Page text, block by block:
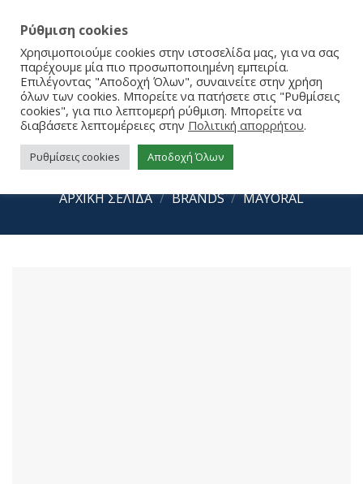
Mayoral Μποτάκια 13-48400-054
ΑΡΧΙΚΉ ΣΕΛΊΔΑ / BRANDS / MAYORAL
Ρύθμιση cookies
Χρησιμοποιούμε cookies στην ιστοσελίδα μας, για να σας
παρέχουμε μία πιο προσωποποιημένη εμπειρία.
Επιλέγοντας "Αποδοχή Όλων", συναινείτε στην χρήση
όλων των cookies. Μπορείτε να πατήσετε στις "Ρυθμίσεις
cookies", για πιο λεπτομερή ρύθμιση. Μπορείτε να
διαβάσετε λεπτομέρειες στην Πολιτική απορρήτου.
Ρυθμίσεις cookies Αποδοχή Όλων